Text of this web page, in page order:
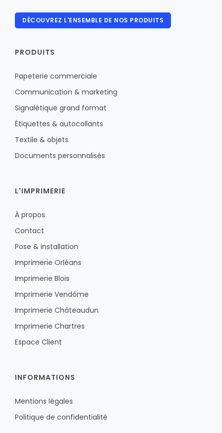
DÉCOUVREZ L'ENSEMBLE DE NOS PRODUITS
PRODUITS
Papeterie commerciale
Communication & marketing
Signalétique grand format
Étiquettes & autocollants
Textile & objets
Documents personnalisés
L'IMPRIMERIE
À propos
Contact
Pose & installation
Imprimerie Orléans
Imprimerie Blois
Imprimerie Vendôme
Imprimerie Châteaudun
Imprimerie Chartres
Espace Client
INFORMATIONS
Mentions légales
Politique de confidentialité